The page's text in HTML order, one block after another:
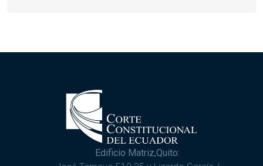
Edificio Matriz,Quito: